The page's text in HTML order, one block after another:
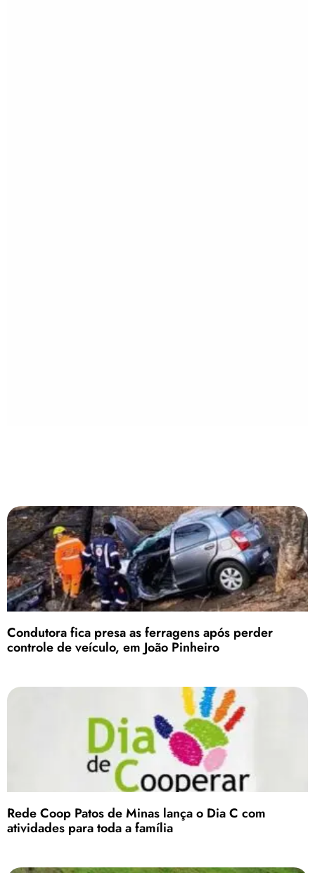
Condutora fica presa as ferragens após perder
controle de veículo, em João Pinheiro
Rede Coop Patos de Minas lança o Dia C com
atividades para toda a família